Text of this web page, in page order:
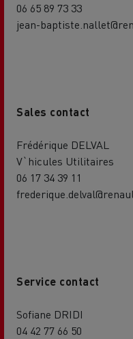
06 65 89 73 33
jean-
Sales contact
Frédérique DELVAL
V`hicules Utilitaires
06 17 34 39 11
Service contact
Sofiane DRIDI
04 42 77 66 50